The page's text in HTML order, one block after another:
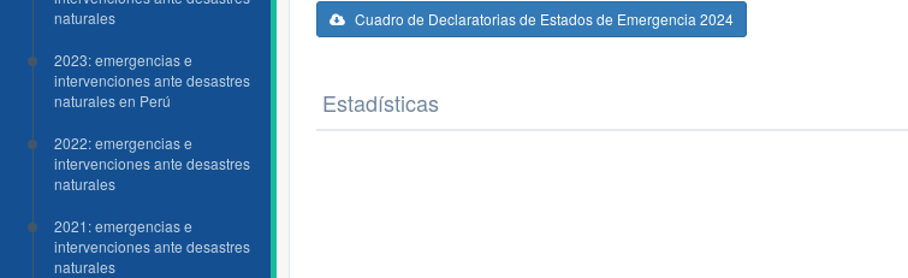
naturales
2023: emergencias e
intervenciones ante desastres
naturales en Perú
2022: emergencias e
intervenciones ante desastres
naturales
2021: emergencias e
intervenciones ante desastres
naturales
Cuadro de Declaratorias de Estados de Emergencia 2024
Estadísticas